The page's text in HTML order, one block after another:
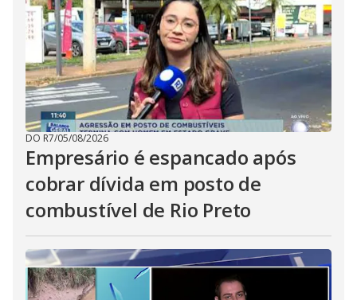
DO R7/05/08/2026
Empresário é espancado após
cobrar dívida em posto de
combustível de Rio Preto